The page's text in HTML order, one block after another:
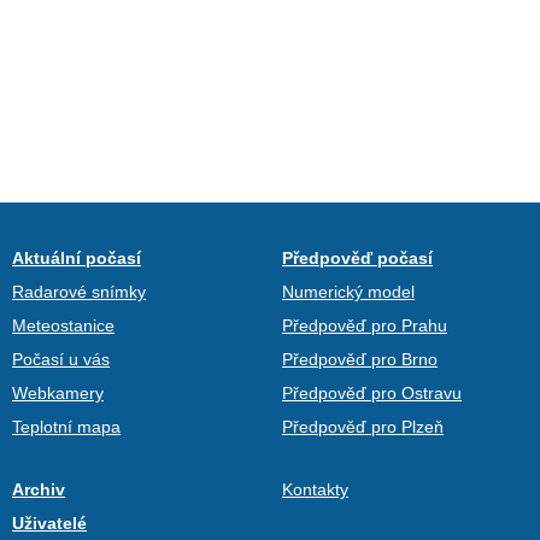
Aktuální počasí
Radarové snímky
Meteostanice
Počasí u vás
Webkamery
Teplotní mapa
Předpověď počasí
Numerický model
Předpověď pro Prahu
Předpověď pro Brno
Předpověď pro Ostravu
Předpověď pro Plzeň
Archiv
Uživatelé
Kontakty